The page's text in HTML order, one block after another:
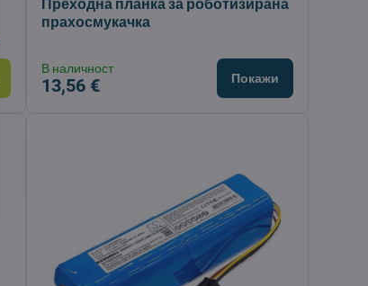
Преходна планка за роботизирана
прахосмукачка
В наличност
13,56 € Покажи